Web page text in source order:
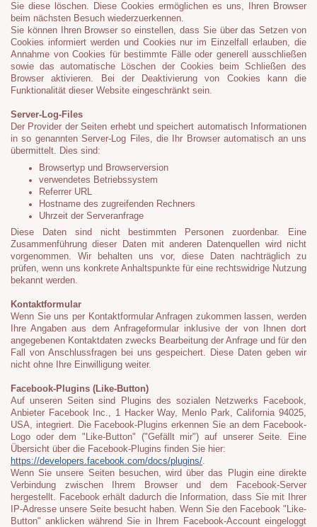
Sie diese löschen. Diese Cookies ermöglichen es uns, Ihren Browser
beim nächsten Besuch wiederzuerkennen.
Sie können Ihren Browser so einstellen, dass Sie über das Setzen von
Cookies informiert werden und Cookies nur im Einzelfall erlauben, die
Annahme von Cookies für bestimmte Fälle oder generell ausschließen
sowie das automatische Löschen der Cookies beim Schließen des
Browser aktivieren. Bei der Deaktivierung von Cookies kann die
Funktionalität dieser Website eingeschränkt sein.
Server-Log-Files
Der Provider der Seiten erhebt und speichert automatisch Informationen
in so genannten Server-Log Files, die Ihr Browser automatisch an uns
übermittelt. Dies sind:
Browsertyp und Browserversion
verwendetes Betriebssystem
Referrer URL
Hostname des zugreifenden Rechners
Uhrzeit der Serveranfrage
Diese Daten sind nicht bestimmten Personen zuordenbar. Eine
Zusammenführung dieser Daten mit anderen Datenquellen wird nicht
vorgenommen. Wir behalten uns vor, diese Daten nachträglich zu
prüfen, wenn uns konkrete Anhaltspunkte für eine rechtswidrige Nutzung
bekannt werden.
Kontaktformular
Wenn Sie uns per Kontaktformular Anfragen zukommen lassen, werden
Ihre Angaben aus dem Anfrageformular inklusive der von Ihnen dort
angegebenen Kontaktdaten zwecks Bearbeitung der Anfrage und für den
Fall von Anschlussfragen bei uns gespeichert. Diese Daten geben wir
nicht ohne Ihre Einwilligung weiter.
Facebook-Plugins (Like-Button)
Auf unseren Seiten sind Plugins des sozialen Netzwerks Facebook,
Anbieter Facebook Inc., 1 Hacker Way, Menlo Park, California 94025,
USA, integriert. Die Facebook-Plugins erkennen Sie an dem Facebook-
Logo oder dem "Like-Button" ("Gefällt mir") auf unserer Seite. Eine
Übersicht über die Facebook-Plugins finden Sie hier:
https://developers.facebook.com/docs/plugins/
Wenn Sie unsere Seiten besuchen, wird über das Plugin eine direkte
Verbindung zwischen Ihrem Browser und dem Facebook-Server
hergestellt. Facebook erhält dadurch die Information, dass Sie mit Ihrer
IP-Adresse unsere Seite besucht haben. Wenn Sie den Facebook "Like-
Button" anklicken während Sie in Ihrem Facebook-Account eingeloggt